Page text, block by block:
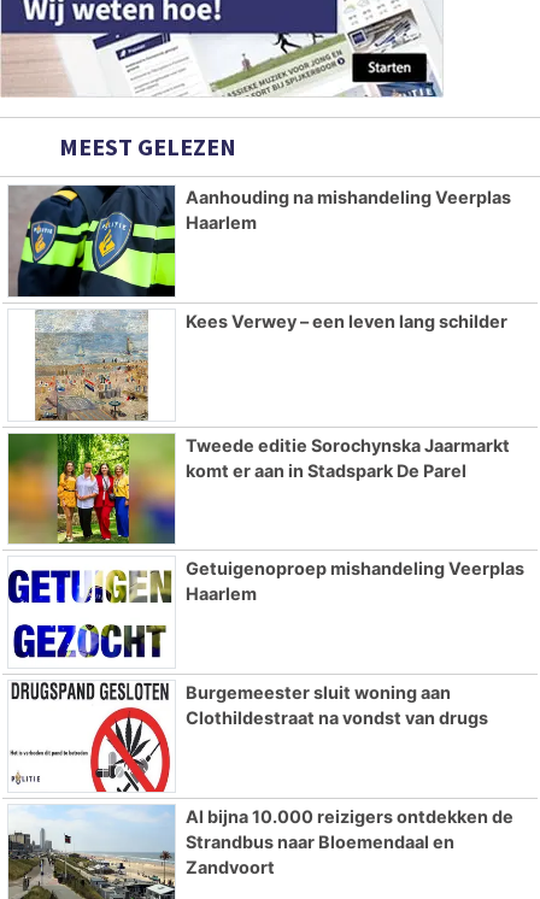
MEEST GELEZEN
Aanhouding na mishandeling Veerplas
Haarlem
Kees Verwey – een leven lang schilder
Tweede editie Sorochynska Jaarmarkt
komt er aan in Stadspark De Parel
Getuigenoproep mishandeling Veerplas
Haarlem
Burgemeester sluit woning aan
Clothildestraat na vondst van drugs
Al bijna 10.000 reizigers ontdekken de
Strandbus naar Bloemendaal en
Zandvoort